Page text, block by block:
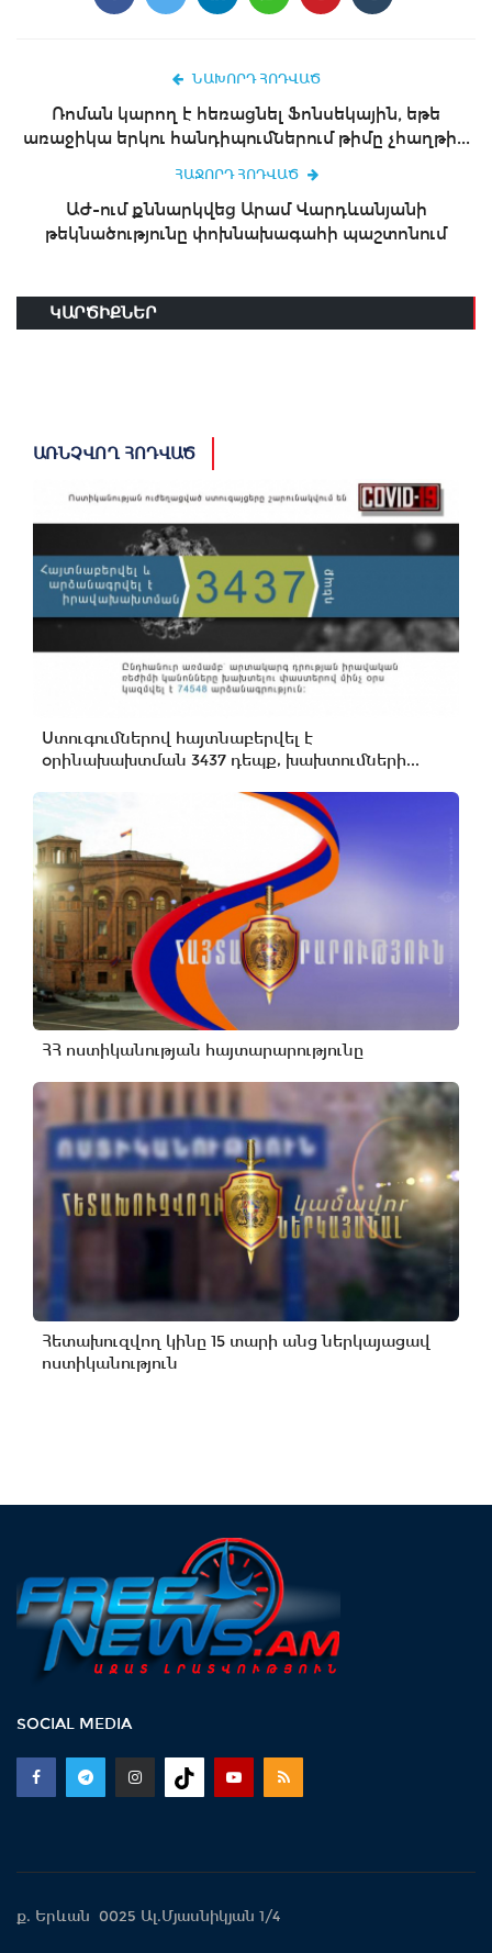
ՆԱԽՈՐԴ ՀՈԴՎԱԾ
Ռոման կարող է հեռացնել Ֆոնսեկային, եթե
առաջիկա երկու հանդիպումներում թիմը չհաղթի...
ՀԱՋՈՐԴ ՀՈԴՎԱԾ
ԱԺ-ում քննարկվեց Արամ Վարդևանյանի
թեկնածությունը փոխնախագահի պաշտոնում
ԿԱՐԾԻՔՆԵՐ
ԱՌՆՉՎՈՂ ՀՈԴՎԱԾ
Ստուգումներով հայտնաբերվել է
օրինախախտման 3437 դեպք, խախտումների...
ՀՀ ոստիկանության հայտարարությունը
Հետախուզվող կինը 15 տարի անց ներկայացավ
ոստիկանություն
SOCIAL MEDIA
ք. Երևան 0025 Ալ.Մյասնիկյան 1/4